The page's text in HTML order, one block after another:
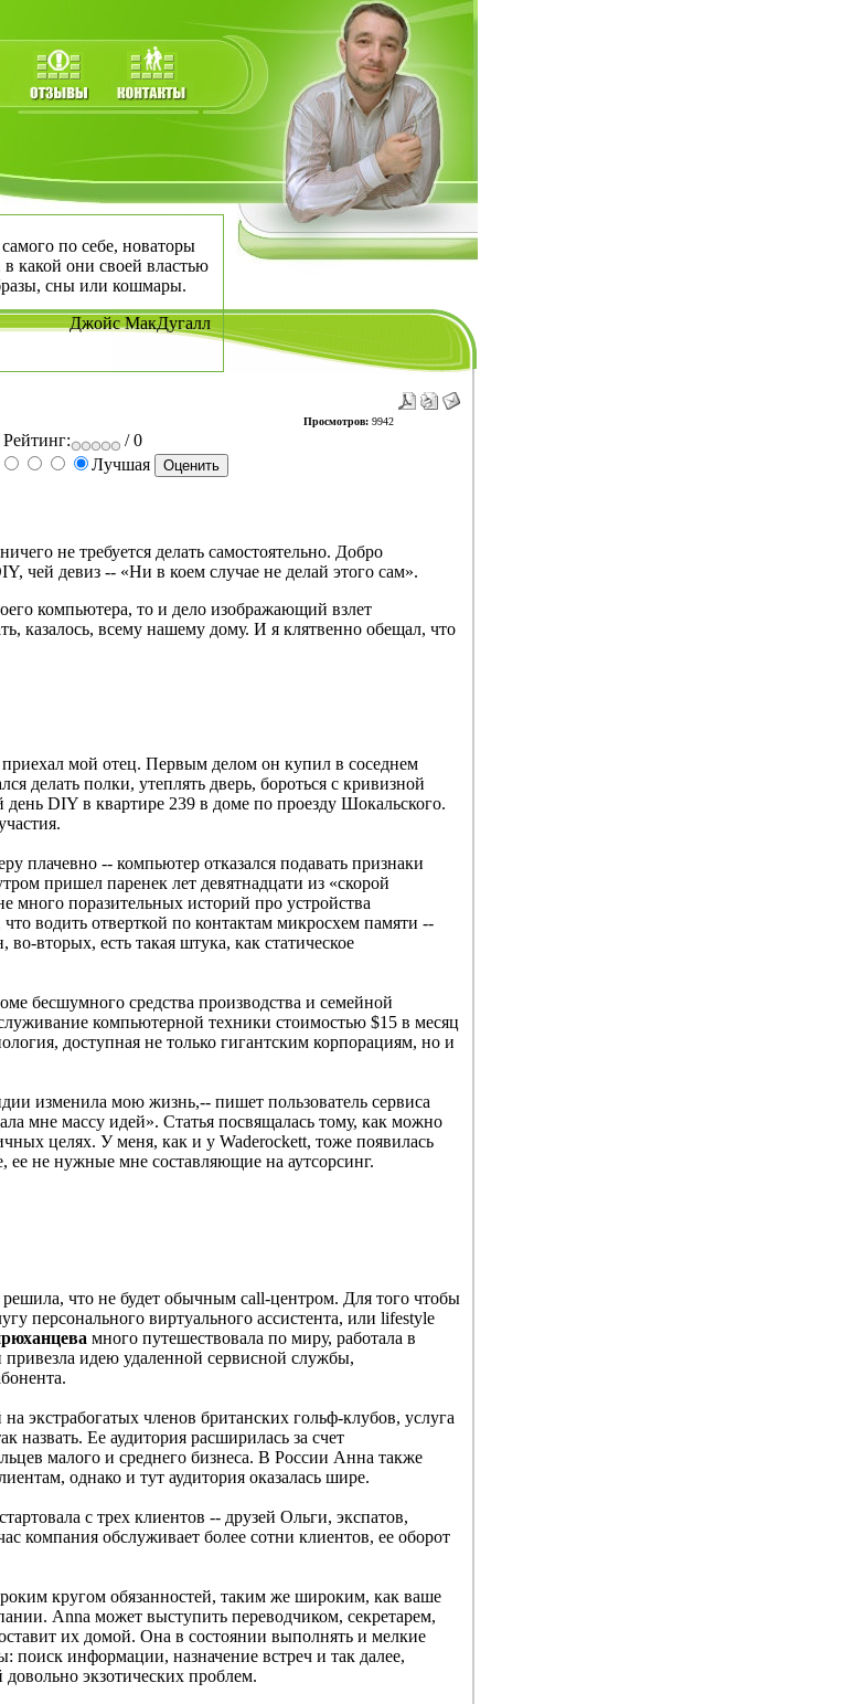
Просмотров: 9942
Рейтинг:
/ 0
Лучшая
не требуется делать самостоятельно. Добро
чей девиз -- «Ни в коем случае не делай этого сам».
компьютера, то и дело изображающий взлет
казалось, всему нашему дому. И я клятвенно обещал, что
мой отец. Первым делом он купил в соседнем
делать полки, утеплять дверь, бороться с кривизной
DIY в квартире 239 в доме по проезду Шокальского.
плачевно -- компьютер отказался подавать признаки
пришел паренек лет девятнадцати из «скорой
поразительных историй про устройства
водить отверткой по контактам микросхем памяти --
вторых, есть такая штука, как статическое
бесшумного средства производства и семейной
компьютерной техники стоимостью $15 в месяц
доступная не только гигантским корпорациям, но и
изменила мою жизнь,-- пишет пользователь сервиса
мне массу идей». Статья посвящалась тому, как можно
целях. У меня, как и у Waderockett, тоже появилась
ее не нужные мне составляющие на аутсорсинг.
что не будет обычным call-центром. Для того чтобы
персонального виртуального ассистента, или lifestyle
много путешествовала по миру, работала в
идею удаленной сервисной службы,
экстрабогатых членов британских гольф-клубов, услуга
Ее аудитория расширилась за счет
малого и среднего бизнеса. В России Анна также
однако и тут аудитория оказалась шире.
с трех клиентов -- друзей Ольги, экспатов,
компания обслуживает более сотни клиентов, ее оборот
кругом обязанностей, таким же широким, как ваше
Anna может выступить переводчиком, секретарем,
их домой. Она в состоянии выполнять и мелкие
поиск информации, назначение встреч и так далее,
экзотических проблем.
по себе, новаторы
какой они своей властью
сны или кошмары.
Джойс МакДугалл